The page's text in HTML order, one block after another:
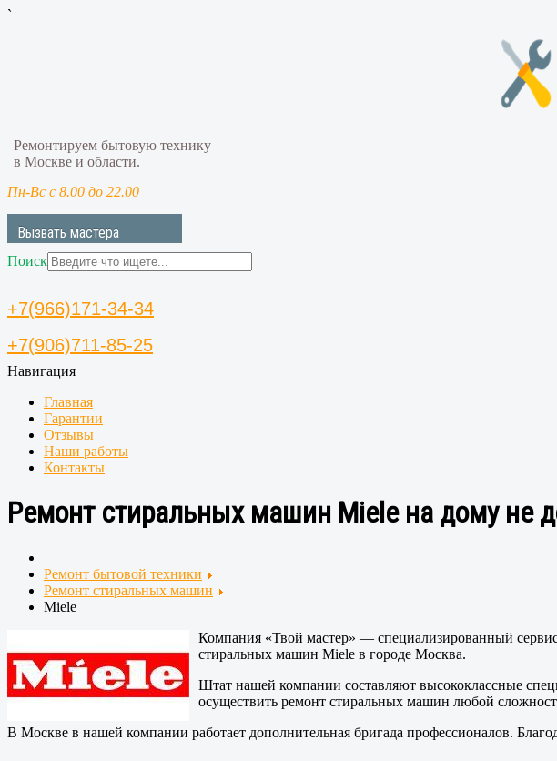
`
Ремонтируем бытовую технику
в Москве и области.
Пн-Вс с 8.00 до 22.00
Вызвать мастера
Поиск
+7(966)171-34-34
+7(906)711-85-25
Навигация
Главная
Гарантии
Отзывы
Наши работы
Контакты
Ремонт стиральных машин Miele на дому не
Ремонт бытовой техники
Ремонт стиральных машин
Miele
Компания «Твой мастер» — специализированный
стиральных машин Miele в городе Москва.
Штат нашей компании составляют высококлассные
осуществить ремонт стиральных машин любой
В Москве в нашей компании работает дополнительная бригада профессионалов.